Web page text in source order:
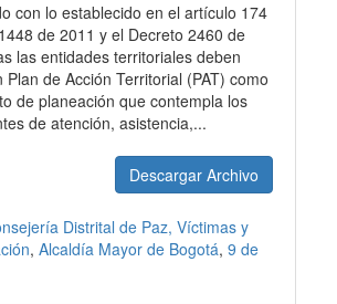
con lo establecido en el artículo 174
de 2011 y el Decreto 2460 de
las entidades territoriales deben
Plan de Acción Territorial (PAT) como
de planeación que contempla los
de atención, asistencia,...
Descargar Archivo
Distrital de Paz, Víctimas y
, Alcaldía Mayor de Bogotá, 9 de